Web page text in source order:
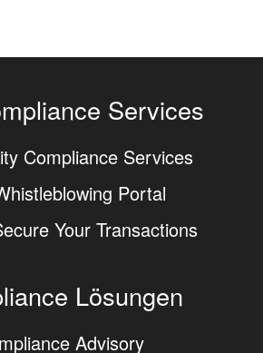
Services
Compliance Services
Portal
Your Transactions
Lösungen
Advisory